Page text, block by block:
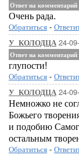
Ответ на комментарий
Очень рада.
Обратиться -
У_КОЛОДЦА 24-
Ответ на комментарий
глупости!
Обратиться -
У_КОЛОДЦА 24-
Немножко не
Божьего
и подобию
остальным
Обратиться -